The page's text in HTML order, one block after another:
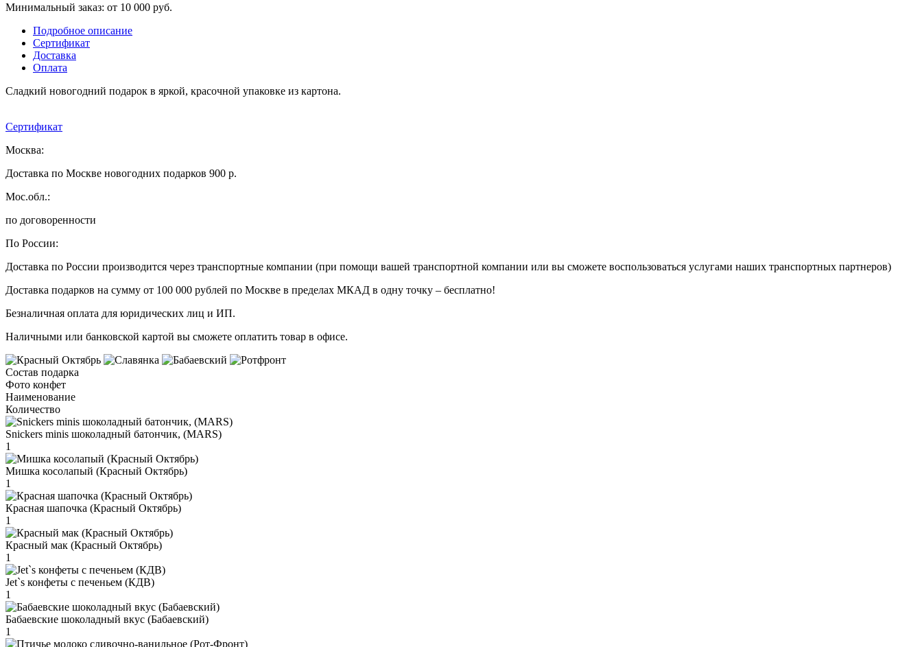
Минимальный заказ: от 10 000 руб.
Подробное описание
Сертификат
Доставка
Оплата
Сладкий новогодний подарок в яркой, красочной упаковке из картона.
Сертификат
Москва:
Доставка по Москве новогодних подарков 900 р.
Мос.обл.:
по договоренности
По России:
Доставка по России производится через транспортные компании (при помощи вашей транспортной компании или вы сможете воспользоваться услугами наших транспортных партнеров)
Доставка подарков на сумму от 100 000 рублей по Москве в пределах МКАД в одну точку – бесплатно!
Безналичная оплата для юридических лиц и ИП.
Наличными или банковской картой вы сможете оплатить товар в офисе.
Состав подарка
Фото конфет
Наименование
Количество
Snickers minis шоколадный батончик, (MARS)
1
Мишка косолапый (Красный Октябрь)
1
Красная шапочка (Красный Октябрь)
1
Красный мак (Красный Октябрь)
1
Jet`s конфеты с печеньем (КДВ)
1
Бабаевские шоколадный вкус (Бабаевский)
1